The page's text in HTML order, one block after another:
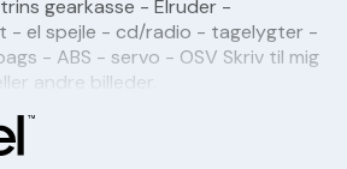
gearkasse - Elruder -
- el spejle - cd/radio - tagelygter -
- ABS - servo - OSV Skriv til mig
andre billeder.